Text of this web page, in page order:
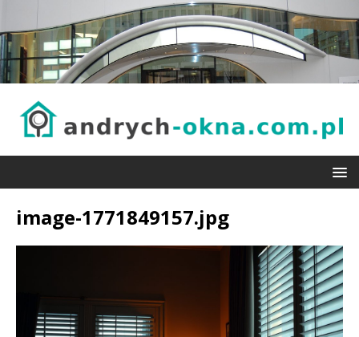
image-1771849157.jpg